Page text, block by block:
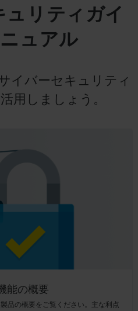
リティガイ
ュアル
イバーセキュリティ
用しましょう。
能の概要
品の概要をご覧ください。主な利点